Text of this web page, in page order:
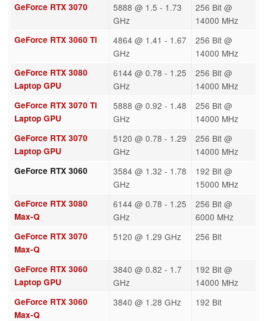
GeForce RTX 3070
5888 @ 1.5 - 1.73
GHz
256 Bit @
14000 MHz
GeForce RTX 3060 Ti
4864 @ 1.41 - 1.67
GHz
256 Bit @
14000 MHz
GeForce RTX 3080
Laptop GPU
6144 @ 0.78 - 1.25
GHz
256 Bit @
14000 MHz
GeForce RTX 3070 Ti
Laptop GPU
5888 @ 0.92 - 1.48
GHz
256 Bit @
14000 MHz
GeForce RTX 3070
Laptop GPU
5120 @ 0.78 - 1.29
GHz
256 Bit @
14000 MHz
GeForce RTX 3060
3584 @ 1.32 - 1.78
GHz
192 Bit @
15000 MHz
GeForce RTX 3080
Max-Q
6144 @ 0.78 - 1.25
GHz
256 Bit @
6000 MHz
GeForce RTX 3070
Max-Q
5120 @ 1.29 GHz 256 Bit
GeForce RTX 3060
Laptop GPU
3840 @ 0.82 - 1.7
GHz
192 Bit @
14000 MHz
GeForce RTX 3060
Max-Q
3840 @ 1.28 GHz 192 Bit